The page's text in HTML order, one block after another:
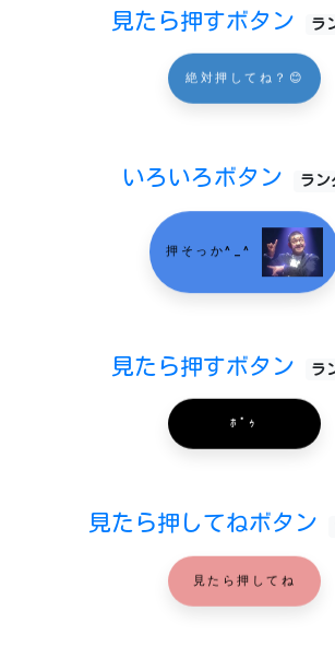
見たら押すボタン ラ
絶対押してね？😊
いろいろボタン ラン
押そっか^_^
見たら押すボタン ラ
ﾎﾟｩ
見たら押してねボタン
見たら押してね